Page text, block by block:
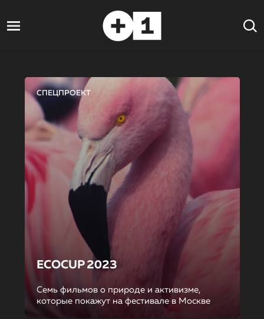
СПЕЦПРОЕКТ
ECOCUP 2023
Семь фильмов о природе и активизме,
которые покажут на фестивале в Москве